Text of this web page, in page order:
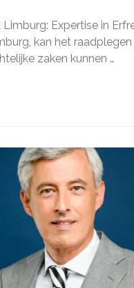
Expertise in
kan het
zaken kunnen …